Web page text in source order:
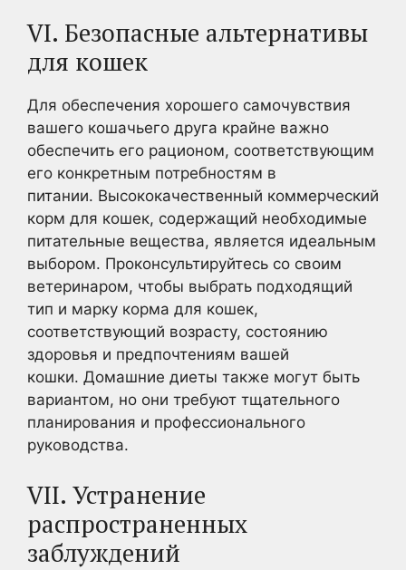
VI. Безопасные альтернативы
для кошек
Для обеспечения хорошего самочувствия
вашего кошачьего друга крайне важно
обеспечить его рационом, соответствующим
его конкретным потребностям в
питании. Высококачественный коммерческий
корм для кошек, содержащий необходимые
питательные вещества, является идеальным
выбором. Проконсультируйтесь со своим
ветеринаром, чтобы выбрать подходящий
тип и марку корма для кошек,
соответствующий возрасту, состоянию
здоровья и предпочтениям вашей
кошки. Домашние диеты также могут быть
вариантом, но они требуют тщательного
планирования и профессионального
руководства.
VII. Устранение
распространенных
заблуждений